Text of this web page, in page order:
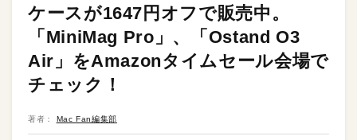
ケースが1647円オフで販売中。
「MiniMag Pro」、「Ostand O3
Air」をAmazonタイムセール会場で
チェック！
著者： Mac Fan編集部